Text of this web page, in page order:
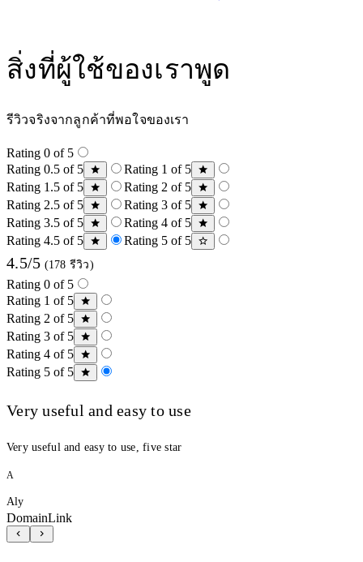
สิ่งที่ผู้ใช้ของเราพูด
รีวิวจริงจากลูกค้าที่พอใจของเรา
Rating 0 of 5
Rating 0.5 of 5
Rating 1 of 5
Rating 1.5 of 5
Rating 2 of 5
Rating 2.5 of 5
Rating 3 of 5
Rating 3.5 of 5
Rating 4 of 5
Rating 4.5 of 5
Rating 5 of 5
4.5/5 (178 รีวิว)
Rating 0 of 5
Rating 1 of 5
Rating 2 of 5
Rating 3 of 5
Rating 4 of 5
Rating 5 of 5
Very useful and easy to use
Very useful and easy to use, five star
A
Aly
DomainLink